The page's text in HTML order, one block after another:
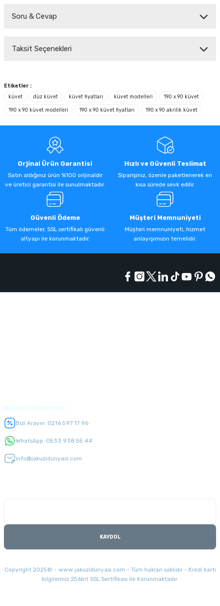
Soru & Cevap
Taksit Seçenekleri
Etiketler :
küvet
düz küvet küvet fiyatları küvet modelleri 190 x 90 küvet
190 x 90 küvet modelleri 190 x 90 küvet fiyatları 190 x 90 akrilik küvet
Orjinal Ürün Garantisi
Satın aldığınız ürün %100 orijinaldir
ve üretici garantisi ile sunulmaktadır.
Hızlı ve Güvenli Teslimat
Siparişiniz, özenle paketlenerek en
kısa sürede sevk edilir.
Güvenli Ödeme
Tüm ödemeler, SSL sertifikalı güvenli
altyapı ile korunmaktadır.
Müşteri Memnuniyeti
Müşteri memnuniyeti, hizmet
anlayışımızın temelidir.
Bizi Arayın :0216 597 17 96
WhatsApp :0533 938 55 44
info@jakuzidunyasi.com
KAYDOL
Copyright 2025© - www.jakuzidunyasi.com - Tüm hakları saklıdır - Kredi kartı
bilgileriniz 256bit SSL Sertifikası ile Korunmaktadır.